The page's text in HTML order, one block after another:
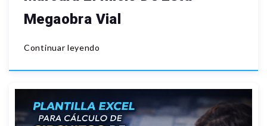
Megaobra Vial
Continuar leyendo